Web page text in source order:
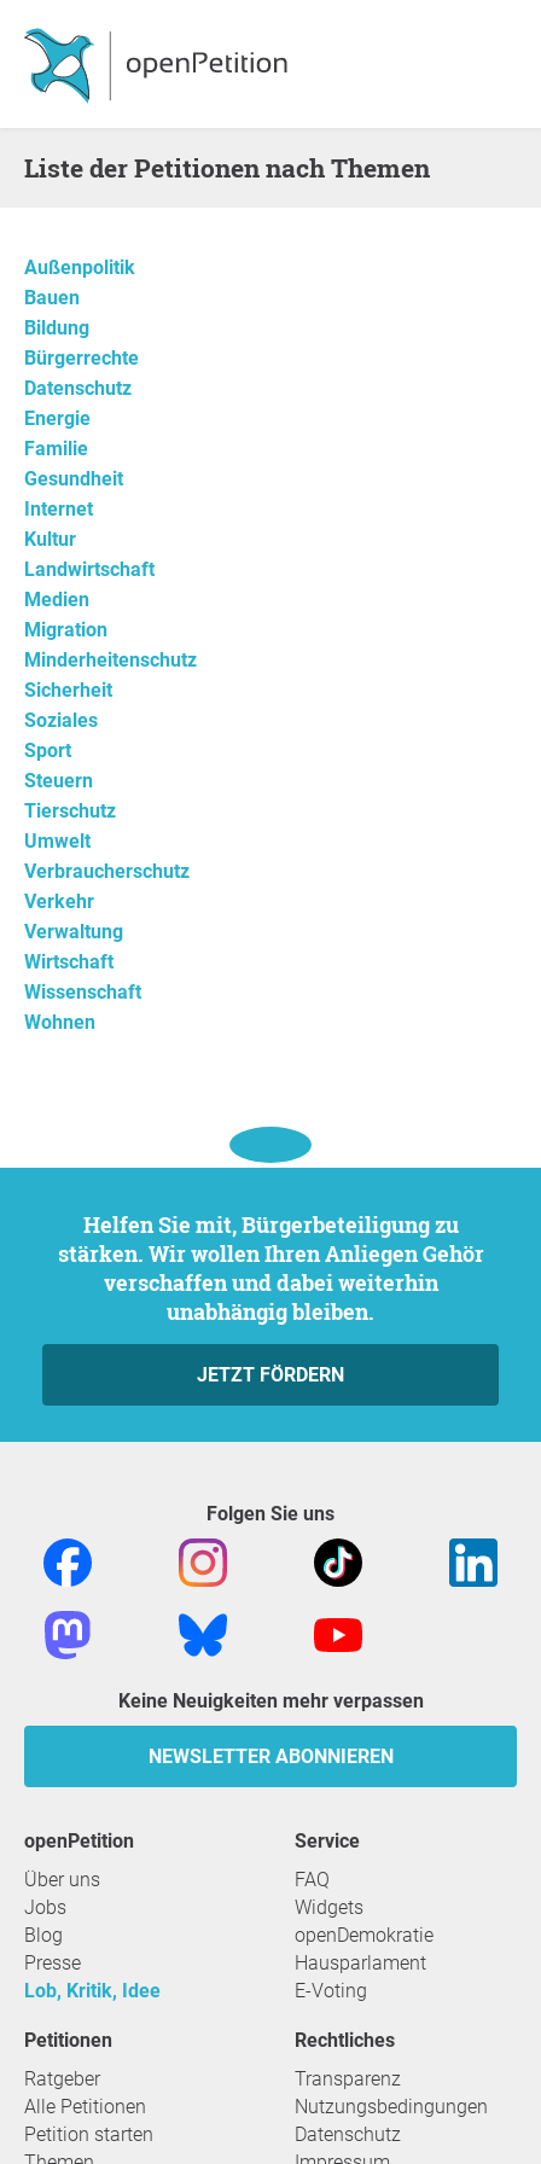
Liste der Petitionen nach Themen
Außenpolitik
Bauen
Bildung
Bürgerrechte
Datenschutz
Energie
Familie
Gesundheit
Internet
Kultur
Landwirtschaft
Medien
Migration
Minderheitenschutz
Sicherheit
Soziales
Sport
Steuern
Tierschutz
Umwelt
Verbraucherschutz
Verkehr
Verwaltung
Wirtschaft
Wissenschaft
Wohnen
Helfen Sie mit, Bürgerbeteiligung zu
stärken. Wir wollen Ihren Anliegen Gehör
verschaffen und dabei weiterhin
unabhängig bleiben.
JETZT FÖRDERN
Folgen Sie uns
Keine Neuigkeiten mehr verpassen
NEWSLETTER ABONNIEREN
openPetition
Über uns
Jobs
Blog
Presse
Lob, Kritik, Idee
Service
FAQ
Widgets
openDemokratie
Hausparlament
E-Voting
Petitionen
Ratgeber
Alle Petitionen
Petition starten
Rechtliches
Transparenz
Nutzungsbedingungen
Datenschutz